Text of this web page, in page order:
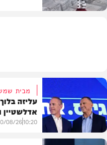
מבית
עליזה
אדלשטיין
10:20
08/26